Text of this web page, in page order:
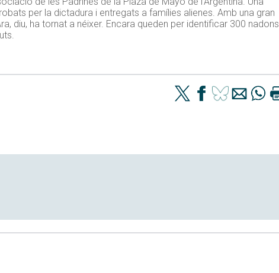
per la dictadura i entregats a famílies alienes. Amb una gran
diu, ha tornat a néixer. Encara queden per identificar 300 nadons